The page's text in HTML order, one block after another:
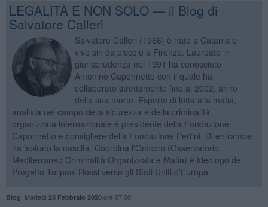
LEGALITÀ E NON SOLO — il Blog di
Salvatore Calleri
Salvatore Calleri (1966) è nato a Catania e
vive sin da piccolo a Firenze. Laureato in
giurisprudenza nel 1991 ha conosciuto
Antonino Caponnetto con il quale ha
collaborato strettamente fino al 2002, anno
della sua morte. Esperto di lotta alla mafia,
analista nel campo della sicurezza e della criminalità
organizzata internazionale è presidente della Fondazione
Caponnetto e consigliere della Fondazione Pertini. Di entrambe
ha ispirato la nascita. Coordina l'Omcom (Osservatorio
Mediterraneo Criminalità Organizzata e Mafia) è ideologo del
Progetto Tulipani Rossi verso gli Stati Uniti d'Europa.
Blog Martedì 25 Febbraio 2020ore 07:00